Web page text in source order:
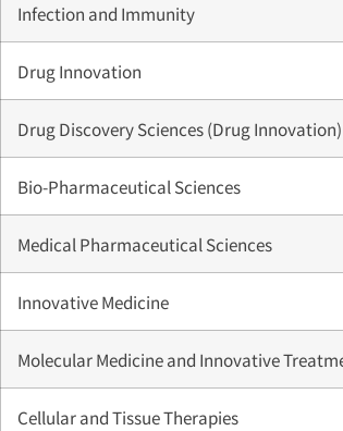
Infection and Immunity
Drug Innovation
Drug Discovery Sciences (Drug Innovation)
Bio-Pharmaceutical Sciences
Medical Pharmaceutical Sciences
Innovative Medicine
Molecular Medicine and Innovative
Cellular and Tissue Therapies